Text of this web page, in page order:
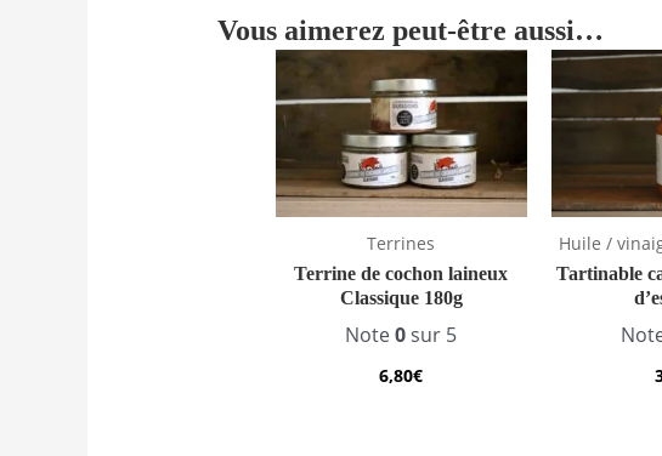
Vous aimerez peut-être aussi…
Terrines
Terrine de cochon laineux
Classique 180g
Note0sur 5
6,80€
Huile /
Tartinable